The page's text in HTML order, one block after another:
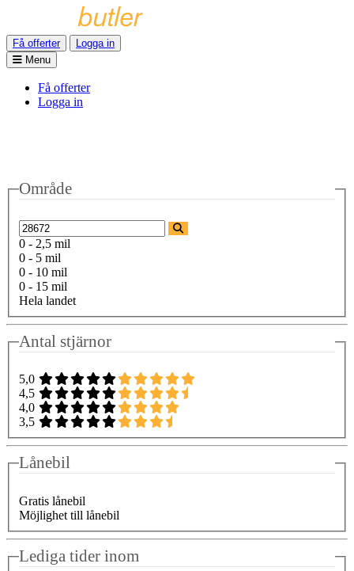
Få offerter
Logga in
Menu
Få offerter
Logga in
Område
0 - 2,5 mil
0 - 5 mil
0 - 10 mil
0 - 15 mil
Hela landet
Antal stjärnor
5,0
4,5
4,0
3,5
Lånebil
Gratis lånebil
Möjlighet till lånebil
Lediga tider inom